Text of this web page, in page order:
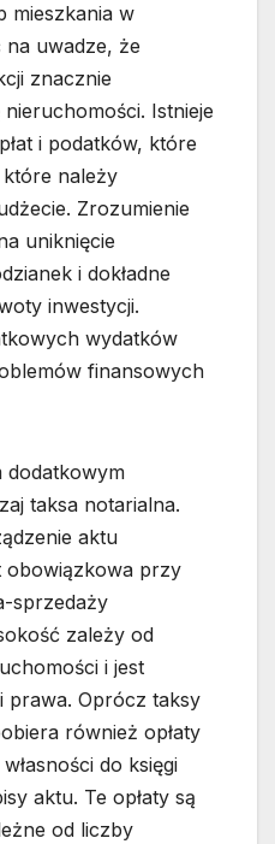
mieszkania w
na uwadze, że
znacznie
Istnieje
i podatków, które
należy
Zrozumienie
uniknięcie
i dokładne
inwestycji.
wydatków
finansowych
dodatkowym
taksa notarialna.
aktu
obowiązkowa przy
sprzedaży
zależy od
i jest
prawa. Oprócz taksy
również opłaty
do księgi
aktu. Te opłaty są
od liczby